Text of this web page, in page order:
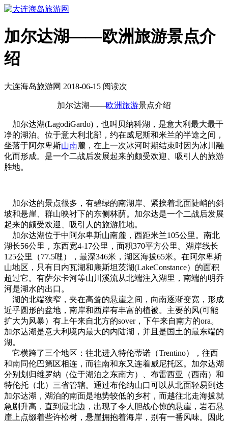
加尔达湖——欧洲旅游景点介
绍
大连海岛旅游网 2018-06-15 阅读次
加尔达湖——欧洲旅游景点介绍
加尔达湖(LagodiGardo)，也叫贝纳科湖，是意大利最大最干
净的湖泊。位于意大利北部，约在威尼斯和米兰的半途之间，
坐落于阿尔卑斯山南麓，在上一次冰河时期结束时因为冰川融
化而形成。是一个二战后发展起来的颇受欢迎、吸引人的旅游
胜地。
加尔达的景点很多，有碧绿的南湖岸、紧挨着北面陡峭的斜
坡和悬崖、群山映衬下的东侧林荫。加尔达是一个二战后发展
起来的颇受欢迎、吸引人的旅游胜地。
加尔达湖位于中阿尔卑斯山南麓，西距米兰105公里。南北
湖长56公里，东西宽4-17公里，面积370平方公里。湖岸线长
125公里（77.5哩），最深346米，湖区海拔65米。在阿尔卑斯
山地区，只有日内瓦湖和康斯坦茨湖(LakeConstance）的面积
超过它。有萨尔卡河等山川溪流从北端注入湖里，南端的明乔
河是湖水的出口。
湖的北端狭窄，夹在高耸的悬崖之间，向南逐渐变宽，形成
近乎圆形的盆地，南岸和西岸有丰富的植被。主要的风(可能
扩大为风暴）有上午来自北方的sover，下午来自南方的ora。
加尔达湖是意大利境内最大的内陆湖，并且是国土的最东端的
湖。
它横跨了三个地区：往北进入特伦蒂诺（Trentino），往西
和南同伦巴第区相连，而往南和东又连着威尼托区。加尔达湖
分别划归维罗纳（位于湖泊之东南方）、布雷西亚（西南）和
特伦托（北）三省管辖。通过布伦纳山口可以从北面轻易到达
加尔达湖，湖泊的南面是地势较低的乡村，而越往北走海拔就
急剧升高，直到最北边，出现了令人胆战心惊的悬崖，岩石悬
崖上点缀着些许松树，悬崖拥抱着海岸，别有一番风味。因此